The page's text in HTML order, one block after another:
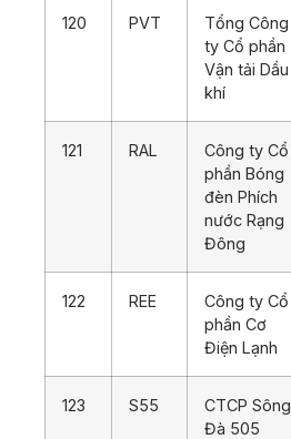
120 PVT
Tổng Công
ty Cổ phần
Vận tải Dầu
khí
121 RAL
Công ty Cổ
phần Bóng
đèn Phích
nước Rạng
Đông
122 REE
Công ty Cổ
phần Cơ
Điện Lạnh
123 S55
CTCP Sông
Đà 505